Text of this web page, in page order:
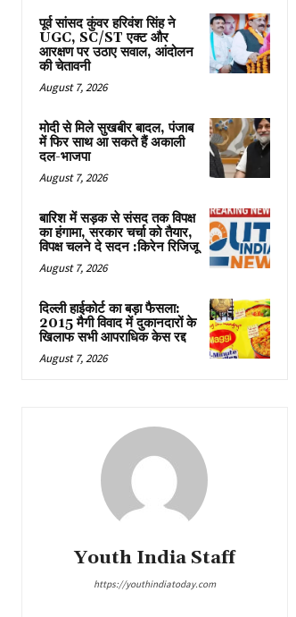
पूर्व सांसद कुंवर हरिवंश सिंह ने
UGC, SC/ST एक्ट और
आरक्षण पर उठाए सवाल, आंदोलन
की चेतावनी
August 7, 2026
मोदी से मिले सुखबीर बादल, पंजाब
में फिर साथ आ सकते हैं अकाली
दल-भाजपा
August 7, 2026
बारिश में सड़क से संसद तक विपक्ष
का हंगामा, सरकार चर्चा को तैयार,
विपक्ष चलने दे सदन :किरेन रिजिजू
August 7, 2026
दिल्ली हाईकोर्ट का बड़ा फैसला:
2015 मैगी विवाद में दुकानदारों के
खिलाफ सभी आपराधिक केस रद्द
August 7, 2026
Youth India Staff
https://youthindiatoday.com